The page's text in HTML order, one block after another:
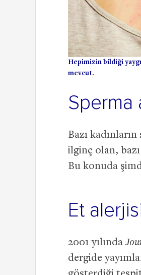
Hepimizin bildiği
mevcut.
Sperma
Bazı
ilginç olan,
Bu konuda
Et
2001 yılında
dergide